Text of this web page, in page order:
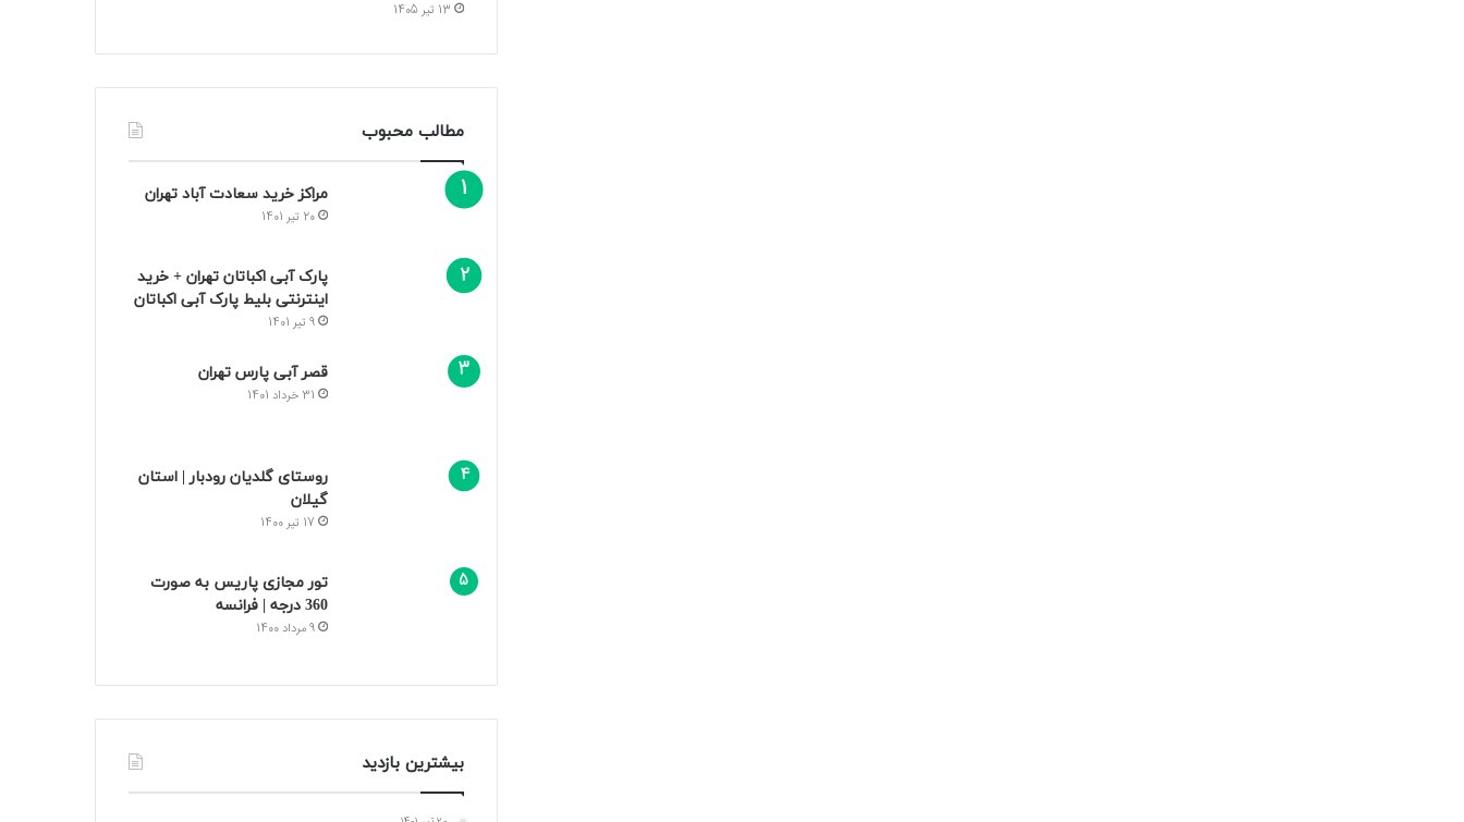
13 تیر 1405
مطالب محبوب
مراکز خرید سعادت‌ آباد تهران
20 تیر 1401
پارک آبی اکباتان تهران + خرید
اینترنتی بلیط پارک آبی اکباتان
9 تیر 1401
قصر آبی پارس تهران
31 خرداد 1401
روستای گلدیان رودبار | استان
گیلان
17 تیر 1400
تور مجازی پاریس به صورت
360 درجه | فرانسه
9 مرداد 1400
بیشترین بازدید